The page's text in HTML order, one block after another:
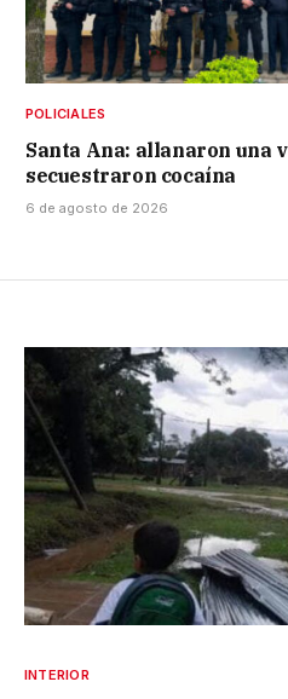
POLICIALES
Santa Ana: allanaron una
secuestraron cocaína
6 de agosto de 2026
INTERIOR